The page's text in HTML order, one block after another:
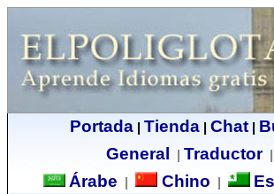
Portada| Tienda| Chat|
General
Traductor|
Árabe Chino